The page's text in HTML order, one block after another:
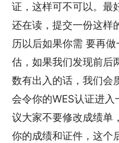
证，这样可不可以。最
还在读，提交一份这样
历以后如果你需 要再
估，如果我们发现前后
数有出入的话，我们会
会令你的WES认证进
议大家不要修改成绩单
你的成绩和证件，这个